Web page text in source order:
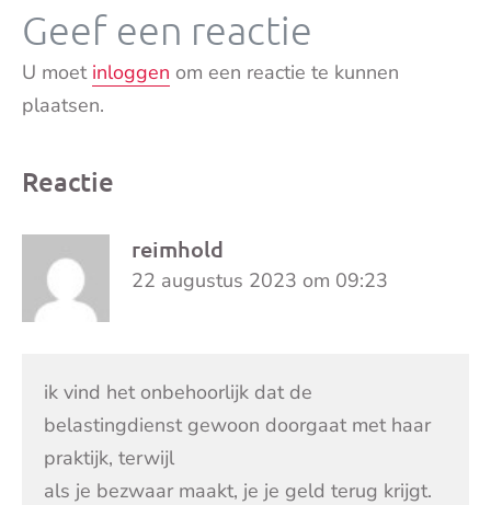
Geef een reactie
U moet inloggen om een reactie te kunnen
plaatsen.
Reactie
reimhold
22 augustus 2023 om 09:23
ik vind het onbehoorlijk dat de
belastingdienst gewoon doorgaat met haar
praktijk, terwijl
als je bezwaar maakt, je je geld terug krijgt.